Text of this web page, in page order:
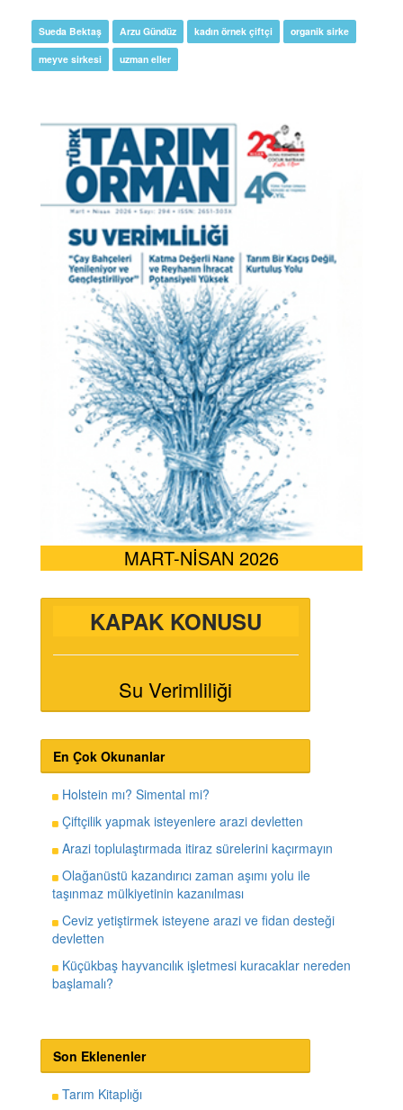
Sueda Bektaş Arzu Gündüz kadın örnek çiftçi organik sirke
meyve sirkesi uzman eller
MART-NİSAN 2026
KAPAK KONUSU
Su Verimliliği
En Çok Okunanlar
Holstein mı? Simental mi?
Çiftçilik yapmak isteyenlere arazi devletten
Arazi toplulaştırmada itiraz sürelerini kaçırmayın
Olağanüstü kazandırıcı zaman aşımı yolu ile
taşınmaz mülkiyetinin kazanılması
Ceviz yetiştirmek isteyene arazi ve fidan desteği
devletten
Küçükbaş hayvancılık işletmesi kuracaklar nereden
başlamalı?
Son Eklenenler
Tarım Kitaplığı